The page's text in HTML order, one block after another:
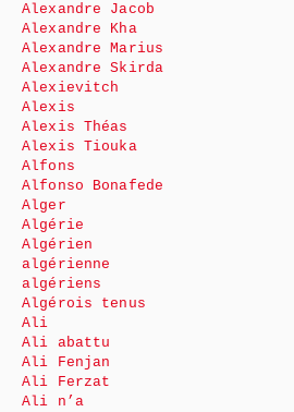
Alexandre Jacob
Alexandre Kha
Alexandre Marius
Alexandre Skirda
Alexievitch
Alexis
Alexis Théas
Alexis Tiouka
Alfons
Alfonso Bonafede
Alger
Algérie
Algérien
algérienne
algériens
Algérois tenus
Ali
Ali abattu
Ali Fenjan
Ali Ferzat
Ali n’a